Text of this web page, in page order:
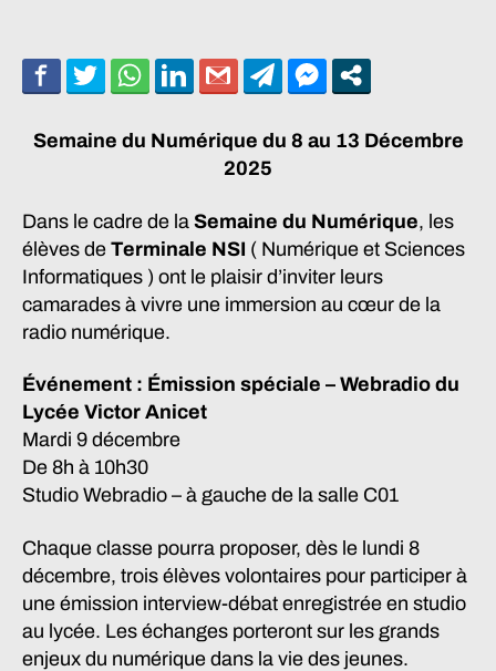
Semaine du Numérique du 8 au 13 Décembre
2025
Dans le cadre de la Semaine du Numérique, les
élèves de Terminale NSI ( Numérique et Sciences
Informatiques ) ont le plaisir d’inviter leurs
camarades à vivre une immersion au cœur de la
radio numérique.
Événement : Émission spéciale – Webradio du
Lycée Victor Anicet
Mardi 9 décembre
De 8h à 10h30
Studio Webradio – à gauche de la salle C01
Chaque classe pourra proposer, dès le lundi 8
décembre, trois élèves volontaires pour participer à
une émission interview-débat enregistrée en studio
au lycée. Les échanges porteront sur les grands
enjeux du numérique dans la vie des jeunes.